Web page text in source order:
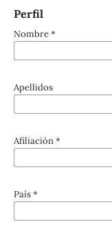
Perfil
Nombre*
Apellidos
Afiliación*
País*